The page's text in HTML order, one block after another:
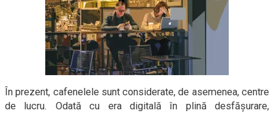
În prezent, cafenelele sunt considerate, de asemenea, centre
de lucru. Odată cu era digitală în plină desfășurare,